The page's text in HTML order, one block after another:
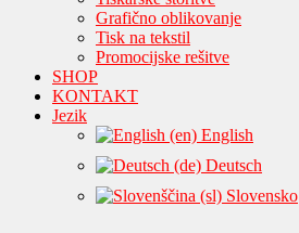
Grafično oblikovanje
Tisk na tekstil
Promocijske rešitve
SHOP
KONTAKT
Jezik
English
Deutsch
Slovensko